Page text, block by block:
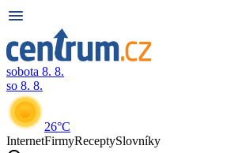
sobota 8. 8.
so 8. 8.
26°C
InternetFirmyReceptySlovníky